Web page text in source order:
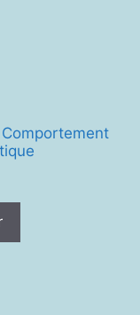
Comportement